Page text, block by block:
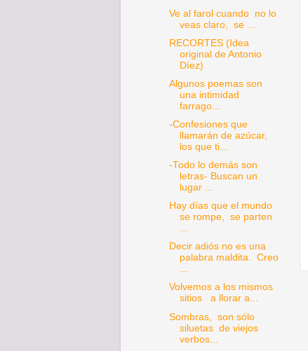
Ve al farol cuando no lo
veas claro, se ...
RECORTES (Idea
original de Antonio
Díez)
Algunos poemas son
una intimidad
farrago...
-Confesiones que
llamarán de azúcar,
los que ti...
-Todo lo demás son
letras- Buscan un
lugar ...
Hay días que el mundo
se rompe, se parten
...
Decir adiós no es una
palabra maldita. Creo
...
Volvemos a los mismos
sitios a llorar a...
Sombras, son sólo
siluetas de viejos
verbos...